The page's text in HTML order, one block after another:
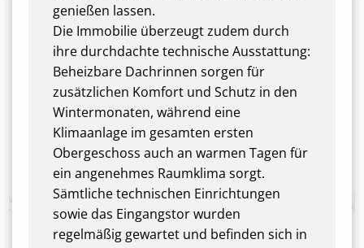
genießen lassen.
Die Immobilie überzeugt zudem durch
ihre durchdachte technische Ausstattung:
Beheizbare Dachrinnen sorgen für
zusätzlichen Komfort und Schutz in den
Wintermonaten, während eine
Klimaanlage im gesamten ersten
Obergeschoss auch an warmen Tagen für
ein angenehmes Raumklima sorgt.
Sämtliche technischen Einrichtungen
sowie das Eingangstor wurden
regelmäßig gewartet und befinden sich in